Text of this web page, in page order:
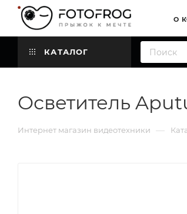
О
КАТАЛОГ
Осветитель
Интернет магазин видеотехники —